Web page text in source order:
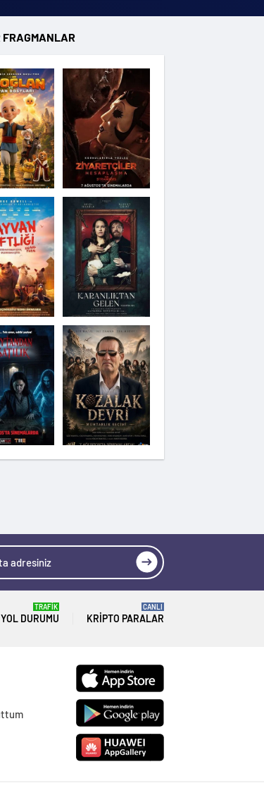
Zaman Yolcusu 4
Hayvan Çiftliği
Karanlıktan Gelen
Şeytandan Satılık
Kozalak Devri
Moana
FRAGMANLAR
YOL DURUMU
TRAFİK
KRIPTO PARALAR
CANLI